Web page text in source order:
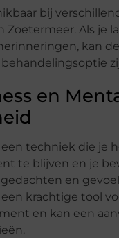
bij
Zoetermeer. Als je
kan
en
een techniek die je
te blijven en je
en
krachtige tool
en kan een